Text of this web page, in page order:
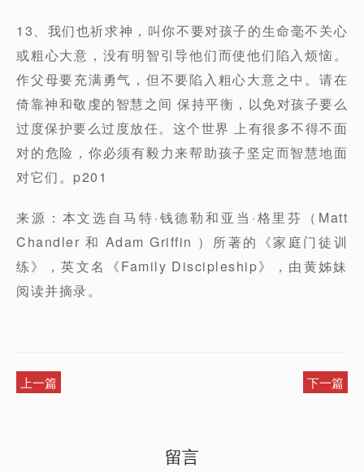
13、我们也祈求神，叫你不要对孩子的生命毫不关心
或粗心大意，没有明智引导他们而使他们陷入烦恼。
作父母要充满勇气，但不要陷入粗心大意之中。请在
倚靠神和敬虔的智慧之间 保持平衡，以免对孩子要么
过度保护要么过度放任。这个世界 上有很多不得不面
对的危险，你必须有毅力来帮助孩子坚定而智慧地面
对它们。p201
来源：本文选自马特·钱德勒和亚当·格里芬（Matt
Chandler 和 Adam Griffin ）所著的《家庭门徒训
练》，英文名《Family Discipleship》，由黄姊妹
阅读并摘录。
上一篇 下一篇
留言